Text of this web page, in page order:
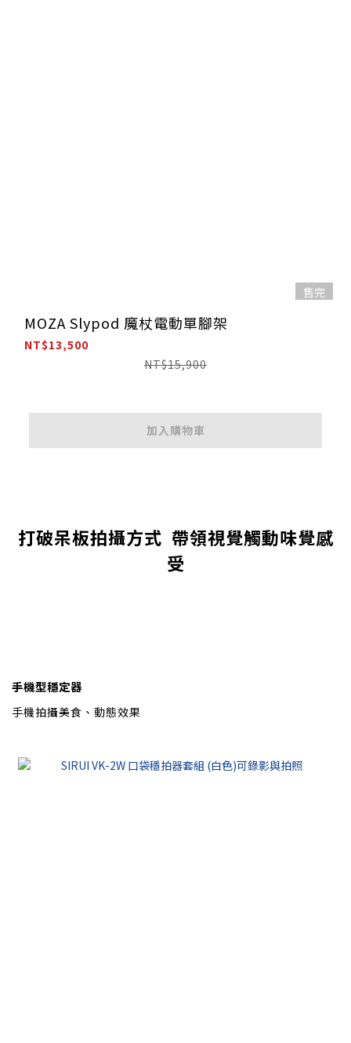
售完
MOZA Slypod 魔杖電動單腳架
NT$13,500
NT$15,900
加入購物車
打破呆板拍攝方式 帶領視覺觸動味覺感
受
手機型穩定器
手機拍攝美食、動態效果